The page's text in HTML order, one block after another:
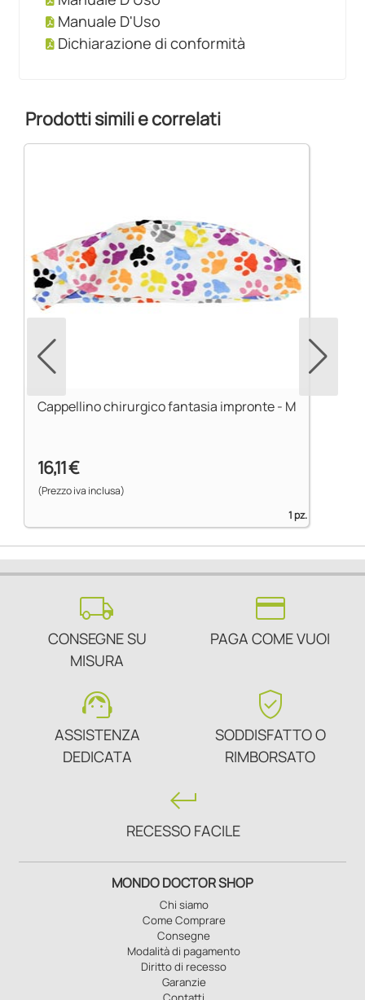
Manuale D'Uso
Dichiarazione di conformità
Prodotti simili e correlati
Cappellino chirurgico fantasia impronte - M
16,11 €
(Prezzo iva inclusa)
1 pz.
local_shipping
CONSEGNE SU
MISURA
credit_card
PAGA COME VUOI
support_agent
ASSISTENZA
DEDICATA
verified_user
SODDISFATTO O
RIMBORSATO
keyboard_return
RECESSO FACILE
MONDO DOCTOR SHOP
Chi siamo
Come Comprare
Consegne
Modalità di pagamento
Diritto di recesso
Garanzie